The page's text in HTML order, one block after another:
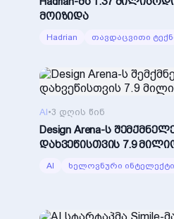
მოიზიდა
Hadrian თავდაცვითი
AI•3 დღის წინ
Design Arena-ს
დახვეწისთვის 7.9
AI ხელოვნური ინტელექტი